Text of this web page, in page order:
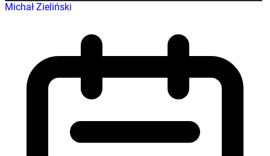
Michał Zieliński